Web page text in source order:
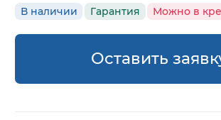
В наличии Гарантия Можно в
Оставить